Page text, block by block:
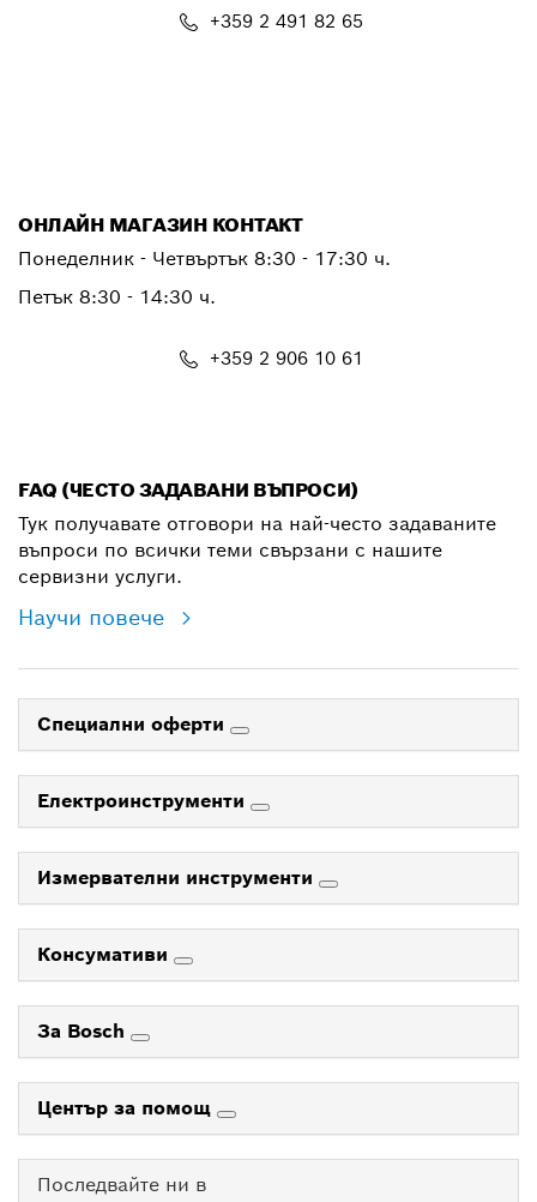
+359 2 491 82 65
ОНЛАЙН МАГАЗИН КОНТАКТ
Понеделник - Четвъртък 8:30 - 17:30 ч.
Петък 8:30 - 14:30 ч.
+359 2 906 10 61
FAQ (ЧЕСТО ЗАДАВАНИ ВЪПРОСИ)
Тук получавате отговори на най-често задаваните
въпроси по всички теми свързани с нашите
сервизни услуги.
Научи повече
Специални оферти
Електроинструменти
Измервателни инструменти
Консумативи
За Bosch
Център за помощ
Последвайте ни в